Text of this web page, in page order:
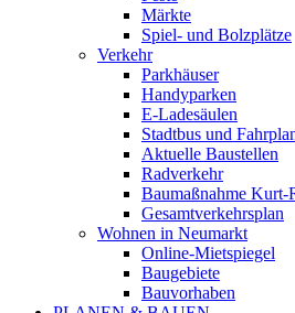
Märkte
Spiel- und Bolzplätze
Verkehr
Parkhäuser
Handyparken
E-Ladesäulen
Stadtbus und
Aktuelle Baustellen
Radverkehr
Baumaßnahme Kurt-
Gesamtverkehrsplan
Wohnen in Neumarkt
Online-Mietspiegel
Baugebiete
Bauvorhaben